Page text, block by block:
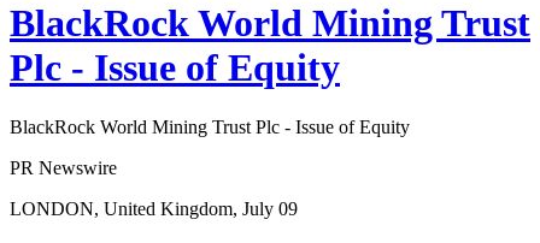
BlackRock World Mining Trust
Plc - Issue of Equity
BlackRock World Mining Trust Plc - Issue of Equity
PR Newswire
LONDON, United Kingdom, July 09